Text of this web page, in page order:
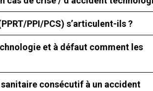
PPI/PCS) s’articulent-ils ?
et à défaut comment les
sanitaire consécutif à un accident